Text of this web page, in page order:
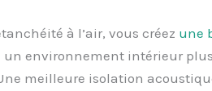
à l’air, vous créez une
un environnement intérieur
meilleure isolation